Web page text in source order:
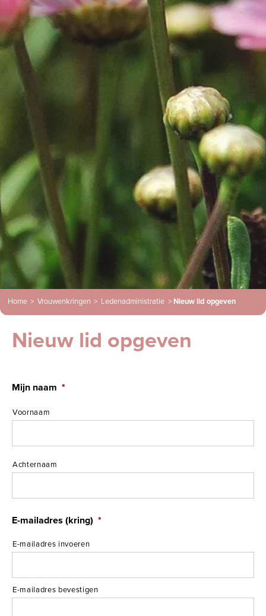
Home > Vrouwenkringen > Ledenadministratie > Nieuw lid opgeven
Nieuw lid opgeven
Mijn naam *
Voornaam
Achternaam
E-mailadres (kring) *
E-mailadres invoeren
E-mailadres bevestigen